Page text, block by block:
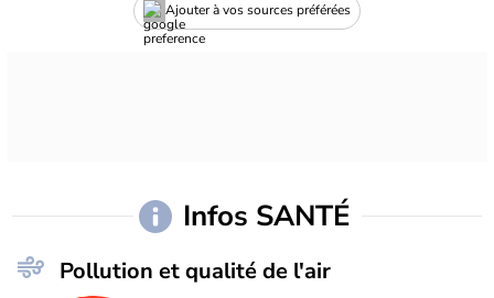
Ajouter à vos sources préférées
Infos SANTÉ
Pollution et qualité de l'air